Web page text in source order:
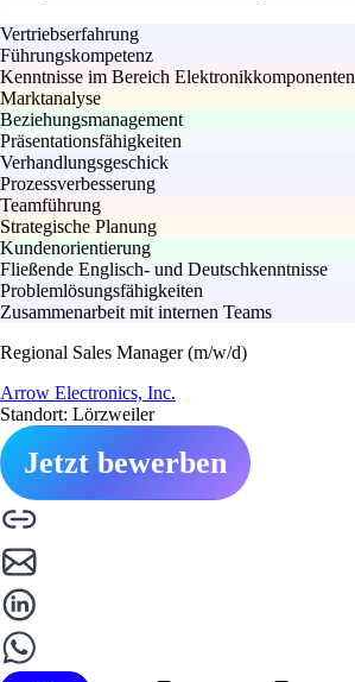
Vertriebserfahrung
Führungskompetenz
Kenntnisse im Bereich Elektronikkomponenten
Marktanalyse
Beziehungsmanagement
Präsentationsfähigkeiten
Verhandlungsgeschick
Prozessverbesserung
Teamführung
Strategische Planung
Kundenorientierung
Fließende Englisch- und Deutschkenntnisse
Problemlösungsfähigkeiten
Zusammenarbeit mit internen Teams
Regional Sales Manager (m/w/d)
Arrow Electronics, Inc.
Standort: Lörzweiler
Jetzt bewerben